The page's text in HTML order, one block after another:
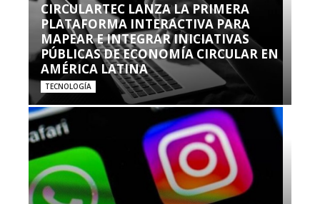
CIRCULARTEC LANZA LA PRIMERA
PLATAFORMA INTERACTIVA PARA
MAPEAR E INTEGRAR INICIATIVAS
PÚBLICAS DE ECONOMÍA CIRCULAR EN
AMÉRICA LATINA
TECNOLOGÍA